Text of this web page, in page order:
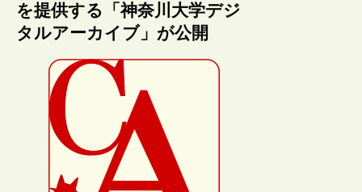
を提供する「神奈川大学デジ
タルアーカイブ」が公開